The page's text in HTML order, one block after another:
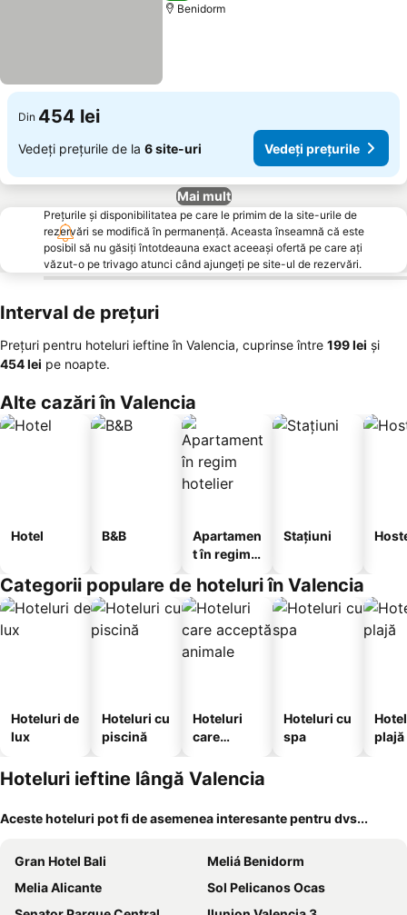
Benidorm
Din 454 lei
Vedeți prețurile de la 6 site-uri Vedeți prețurile
Mai mult
Prețurile și disponibilitatea pe care le primim de la site-urile de
rezervări se modifică în permanență. Aceasta înseamnă că este
posibil să nu găsiți întotdeauna exact aceeași ofertă pe care ați
văzut-o pe trivago atunci când ajungeți pe site-ul de rezervări.
Interval de prețuri
Prețuri pentru hoteluri ieftine în Valencia, cuprinse între ‎199 lei și
‎454 lei pe noapte.
Alte cazări în Valencia
Hotel B&B
Apartamen
t în regim
Stațiuni
Categorii populare de hoteluri în Valencia
Hoteluri de
lux
Hoteluri cu
piscină
Hoteluri
care
animale
Hoteluri cu
spa
plajă
Hoteluri ieftine lângă Valencia
Aceste hoteluri pot fi de asemenea interesante pentru dvs...
Gran Hotel Bali
Meliá Benidorm
Melia Alicante
Sol Pelicanos Ocas